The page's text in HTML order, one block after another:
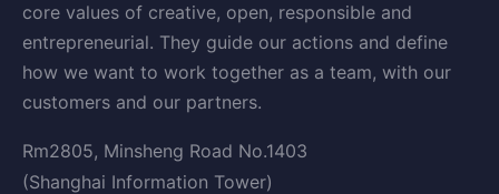
core values of creative, open, responsible and
entrepreneurial. They guide our actions and define
how we want to work together as a team, with our
customers and our partners.
Rm2805, Minsheng Road No.1403
(Shanghai Information Tower)